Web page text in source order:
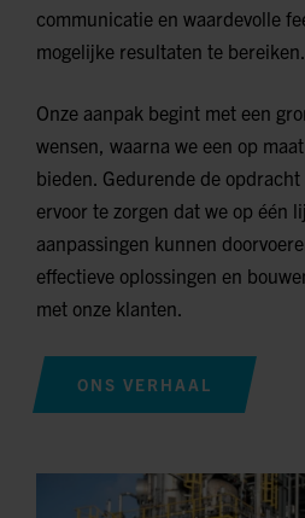
communicatie en waardevolle
mogelijke resultaten te bereiken.
Onze aanpak begint met een
wensen, waarna we een op
bieden. Gedurende de
ervoor te zorgen dat we op één
aanpassingen kunnen
effectieve oplossingen en
met onze klanten.
ONS VERHAAL